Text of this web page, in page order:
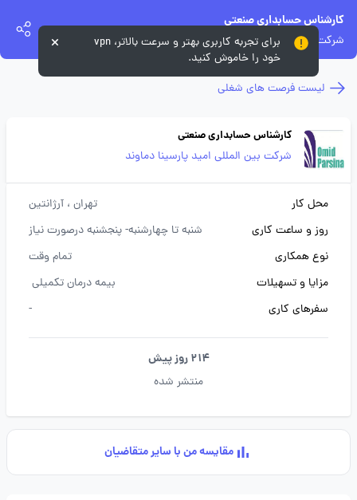
کارشناس حسابداری صنعتی
شرکت بین المللی امید پارسینا دماوند
لیست فرصت های شغلی
کارشناس حسابداری صنعتی
شرکت بین المللی امید پارسینا دماوند
محل کار تهران ، آرژانتین
روز و ساعت کاری
شنبه تا چهارشنبه- پنجشنبه درصورت نیاز
نوع همکاری
تمام وقت
مزایا و تسهیلات
بیمه درمان تکمیلی
سفرهای کاری
-
214 روز پیش
منتشر شده
مقایسه من با سایر متقاضیان
برای تجربه کاربری بهتر و سرعت بالاتر، vpn
خود را خاموش کنید.